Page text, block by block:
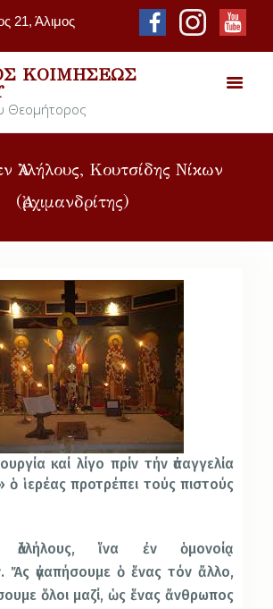
21, Άλιμος
ΚΟΙΜΉΣΕΩΣ
Θεομήτορος
Ἀλλήλους, Κουτσίδης Νίκων
(Ἀρχιμανδρίτης)
καί λίγο πρίν τήν ἀπαγγελία
ἱερέας προτρέπει τούς πιστούς
ἀλλήλους, ἵνα ἐν ὁμονοίᾳ
Ἄς ἀγαπήσουμε ὁ ἕνας τόν ἄλλο,
ὅλοι μαζί, ὡς ἕνας ἄνθρωπος